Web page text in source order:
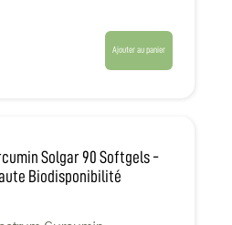
Ajouter au panier
Solgar 90 Softgels -
Biodisponibilité